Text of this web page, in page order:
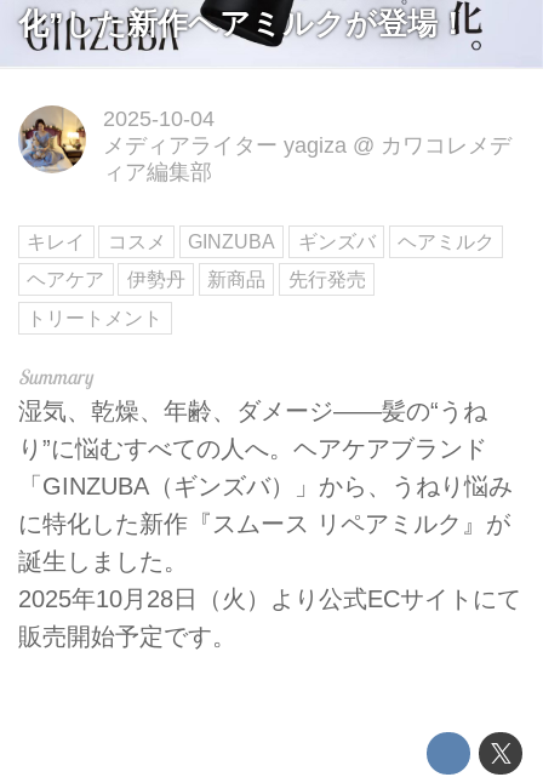
化”した新作ヘアミルクが登場！
2025-10-04
メディアライター yagiza @ カワコレメデ
ィア編集部
キレイ コスメ GINZUBA ギンズバ
ヘアミルク
ヘアケア
伊勢丹 新商品
先行発売
トリートメント
湿気、乾燥、年齢、ダメージ——髪の“うね
り”に悩むすべての人へ。ヘアケアブランド
「GINZUBA（ギンズバ）」から、うねり悩み
に特化した新作『スムース リペアミルク』が
誕生しました。
2025年10月28日（火）より公式ECサイトにて
販売開始予定です。